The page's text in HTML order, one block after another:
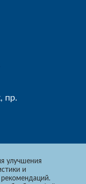
улучшения
и
, пр.